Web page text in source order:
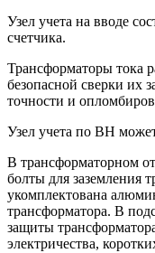
Узел учета на вводе
счетчика.
Трансформаторы тока
безопасной сверки их
точности и
Узел учета по ВН
В трансформаторном
болты для заземления
укомплектована
трансформатора. В
защиты
электричества,